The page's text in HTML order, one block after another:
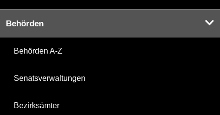
Behörden
Behörden A-Z
Senatsverwaltungen
Bezirksämter